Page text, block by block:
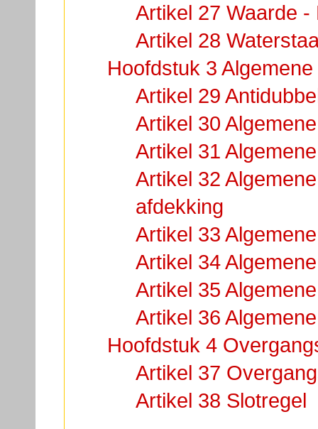
Artikel 27 Waarde -
Artikel 28
Hoofdstuk 3
Artikel 29
Artikel 30
Artikel 31
Artikel 32
afdekking
Artikel 33
Artikel 34
Artikel 35
Artikel 36
Hoofdstuk 4
Artikel 37
Artikel 38 Slotregel